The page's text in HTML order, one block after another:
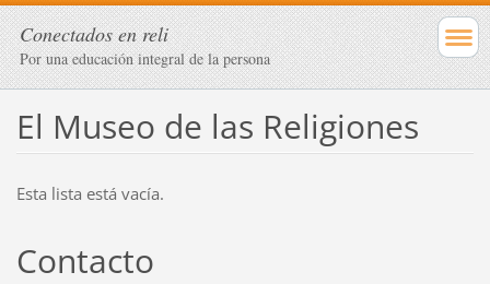
Conectados en reli
Por una educación integral de la persona
El Museo de las Religiones
Esta lista está vacía.
Contacto